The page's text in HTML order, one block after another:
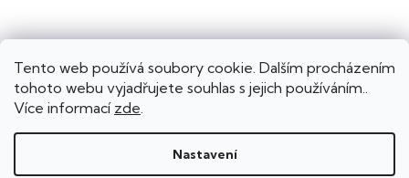
Tento web používá soubory cookie. Dalším procházením
tohoto webu vyjadřujete souhlas s jejich používáním..
Více informací zde.
Nastavení
Lenka Výmolová šperky
Upravit nastavení cookies